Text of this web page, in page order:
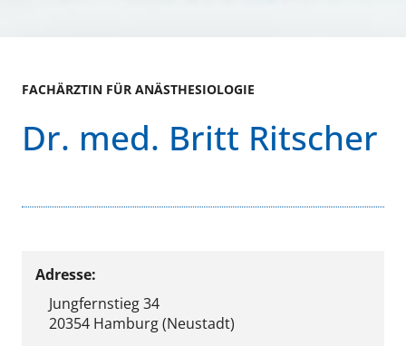
FACHÄRZTIN FÜR ANÄSTHESIOLOGIE
Dr. med. Britt Ritscher
Adresse:
Jungfernstieg 34
20354 Hamburg (Neustadt)